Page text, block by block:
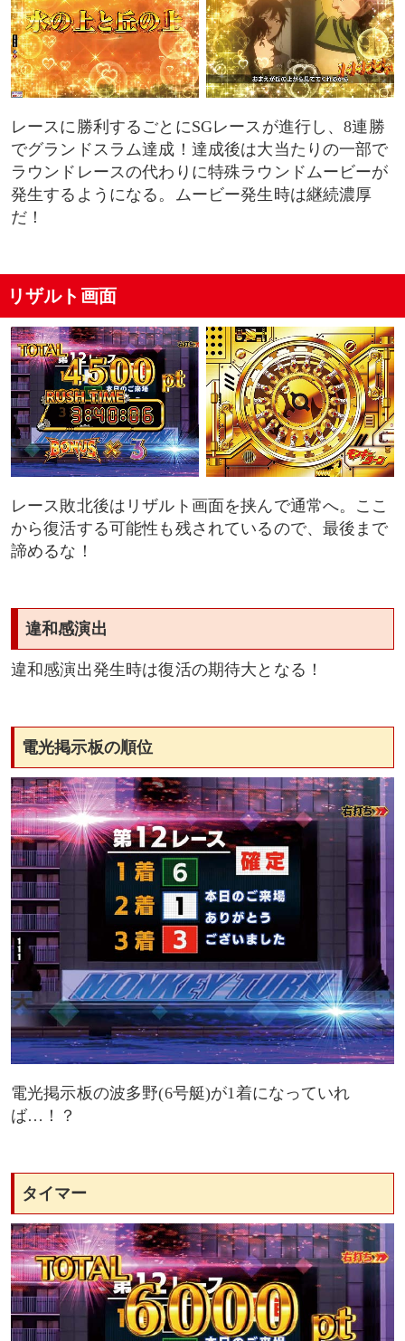
レースに勝利するごとにSGレースが進行し、8連勝
でグランドスラム達成！達成後は大当たりの一部で
ラウンドレースの代わりに特殊ラウンドムービーが
発生するようになる。ムービー発生時は継続濃厚
だ！
リザルト画面
レース敗北後はリザルト画面を挟んで通常へ。ここ
から復活する可能性も残されているので、最後まで
諦めるな！
違和感演出
違和感演出発生時は復活の期待大となる！
電光掲示板の順位
電光掲示板の波多野(6号艇)が1着になっていれ
ば…！？
タイマー